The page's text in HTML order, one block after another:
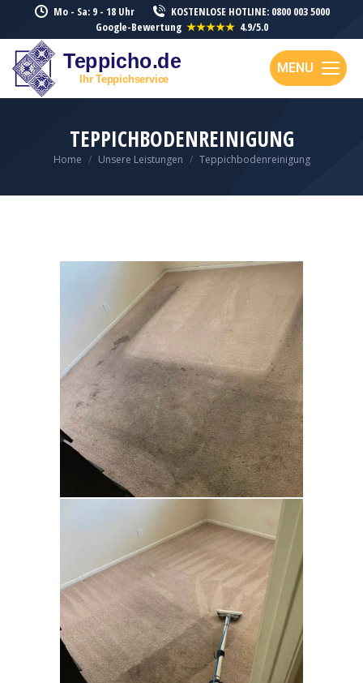
Mo - Sa: 9 - 18 Uhr
KOSTENLOSE HOTLINE: 0800 003 5000
Google-Bewertung ★★★★★ 4.9/5.0
MENU
TEPPICHBODENREINIGUNG
You are here:
Home Unsere Leistungen Teppichbodenreinigung